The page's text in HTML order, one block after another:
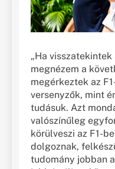
„Ha
megnézem a
megérkeztek az
versenyzők, mint
tudásuk. Azt
valószínűleg
körülveszi az F1-
dolgoznak,
tudomány jobban